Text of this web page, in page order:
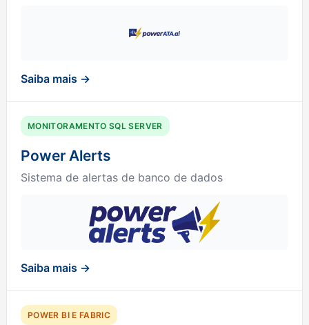
Saiba mais →
MONITORAMENTO SQL SERVER
Power Alerts
Sistema de alertas de banco de dados
Saiba mais →
POWER BI E FABRIC